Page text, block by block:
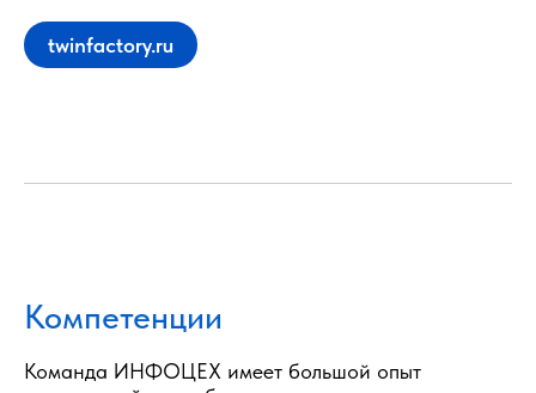
twinfactory.ru
Компетенции
Команда ИНФОЦЕХ имеет большой опыт